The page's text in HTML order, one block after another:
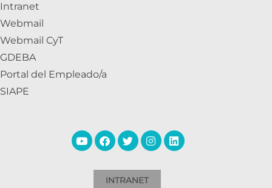
Intranet
Webmail
Webmail CyT
GDEBA
Portal del Empleado/a
SIAPE
INTRANET